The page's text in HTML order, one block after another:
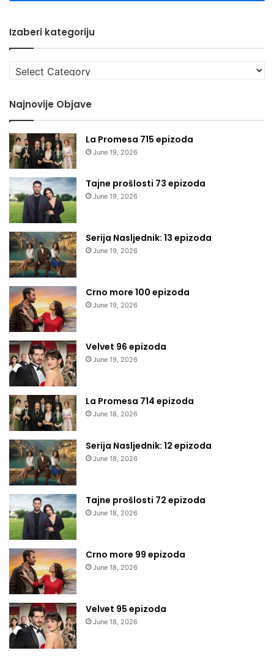
Izaberi kategoriju
Izaberi
kategoriju
Najnovije Objave
La Promesa 715 epizoda
June 19, 2026
Tajne prošlosti 73 epizoda
June 19, 2026
Serija Nasljednik: 13 epizoda
June 19, 2026
Crno more 100 epizoda
June 19, 2026
Velvet 96 epizoda
June 19, 2026
La Promesa 714 epizoda
June 18, 2026
Serija Nasljednik: 12 epizoda
June 18, 2026
Tajne prošlosti 72 epizoda
June 18, 2026
Crno more 99 epizoda
June 18, 2026
Velvet 95 epizoda
June 18, 2026